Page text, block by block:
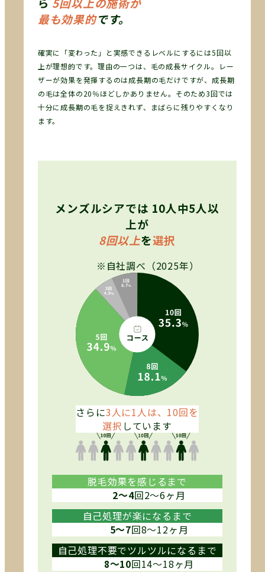
最も効果的です。
確実に「変わった」と実感できるレベルにするには5回以
上が理想的です。理由の一つは、毛の成長サイクル。レー
ザーが効果を発揮するのは成長期の毛だけですが、成長期
の毛は全体の20％ほどしかありません。そのため3回では
十分に成長期の毛を捉えきれず、まばらに残りやすくなり
ます。
メンズルシアでは 10人中5人以
上が
8回以上を選択
※自社調べ（2025年）
さらに3人に1人は、10回を
選択 しています
脱毛効果を感じるまで
2〜4回2〜6ヶ月
自己処理が楽になるまで
5〜7回8〜12ヶ月
自己処理不要でツルツルになるまで
8〜10回14〜18ヶ月